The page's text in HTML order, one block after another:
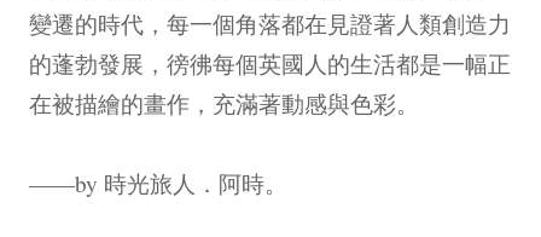
變遷的時代，每一個角落都在見證著人類創造力
的蓬勃發展，徬彿每個英國人的生活都是一幅正
在被描繪的畫作，充滿著動感與色彩。
——by 時光旅人．阿時。